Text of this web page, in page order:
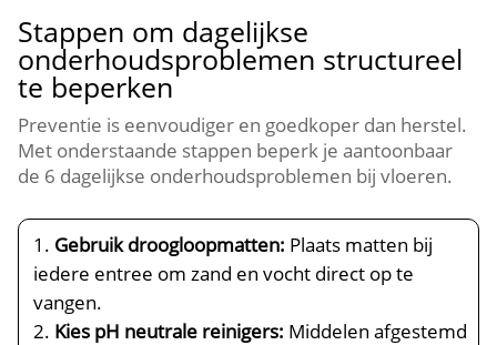
Stappen om dagelijkse
onderhoudsproblemen structureel
te beperken
Preventie is eenvoudiger en goedkoper dan herstel.​
Met onderstaande stappen beperk je aantoonbaar
de 6 dagelijkse onderhoudsproblemen bij vloeren.​
Gebruik droogloopmatten: Plaats matten bij
iedere entree om zand en vocht direct op te
vangen.​
Kies pH neutrale reinigers: Middelen afgestemd